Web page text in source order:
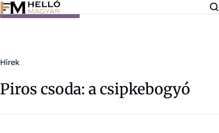
Ugrás a tartalomra
Hírek
Piros csoda: a csipkebogyó